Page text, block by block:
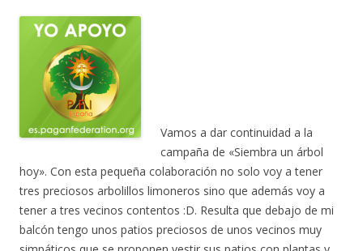
Vamos a dar continuidad a la
campaña de «Siembra un árbol
hoy». Con esta pequeña colaboración no solo voy a tener
tres preciosos arbolillos limoneros sino que además voy a
tener a tres vecinos contentos :D. Resulta que debajo de mi
balcón tengo unos patios preciosos de unos vecinos muy